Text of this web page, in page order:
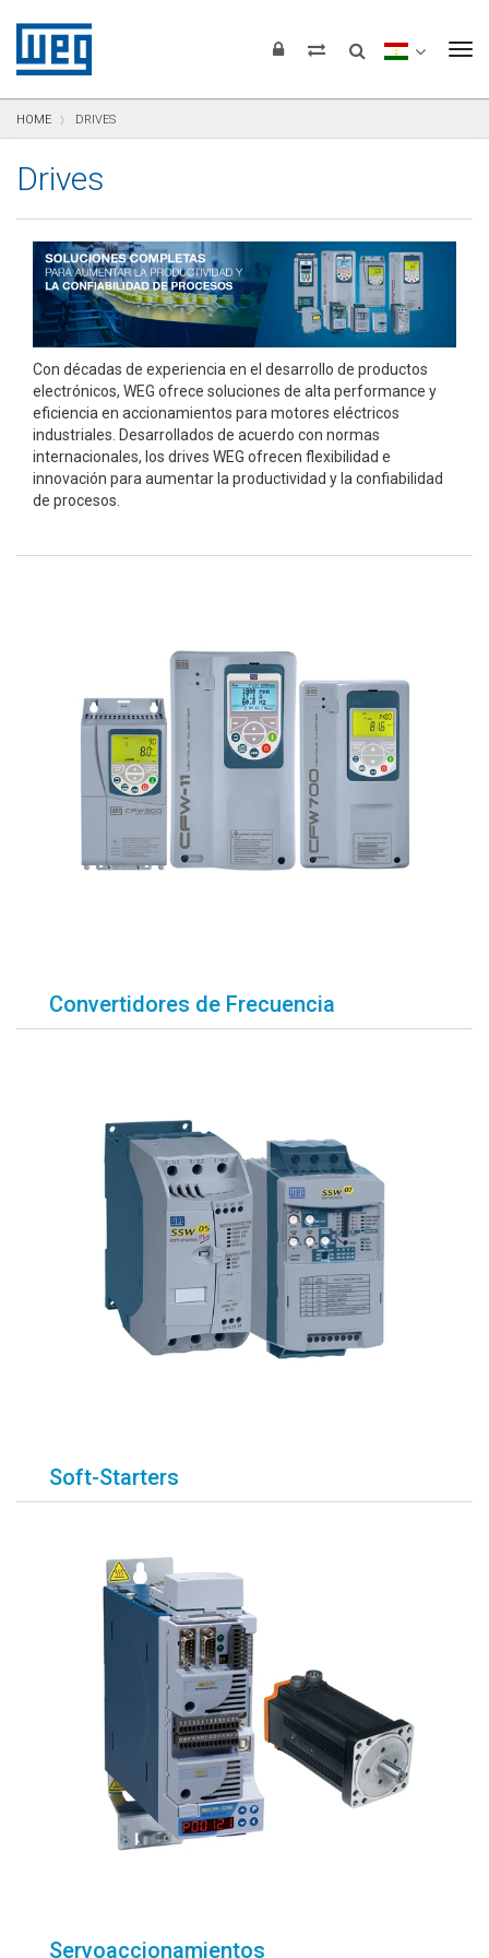
HOME DRIVES
Drives
Con décadas de experiencia en el desarrollo de productos
electrónicos, WEG ofrece soluciones de alta performance y
eficiencia en accionamientos para motores eléctricos
industriales. Desarrollados de acuerdo con normas
internacionales, los drives WEG ofrecen flexibilidad e
innovación para aumentar la productividad y la confiabilidad
de procesos.
Convertidores de Frecuencia
Soft-Starters
Servoaccionamientos